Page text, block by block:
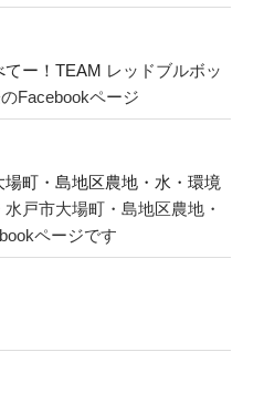
てー！TEAM レッドブルボッ
Facebookページ
場町・島地区農地・水・環境
水戸市大場町・島地区農地・
ページです